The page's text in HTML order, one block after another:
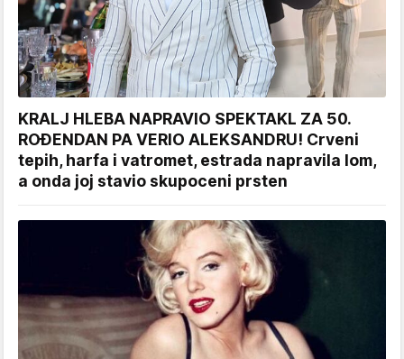
KRALJ HLEBA NAPRAVIO SPEKTAKL ZA 50.
ROĐENDAN PA VERIO ALEKSANDRU! Crveni
tepih, harfa i vatromet, estrada napravila lom,
a onda joj stavio skupoceni prsten